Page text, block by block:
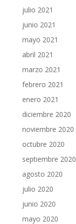
julio 2021
junio 2021
mayo 2021
abril 2021
marzo 2021
febrero 2021
enero 2021
diciembre 2020
noviembre 2020
octubre 2020
septiembre 2020
agosto 2020
julio 2020
junio 2020
mayo 2020